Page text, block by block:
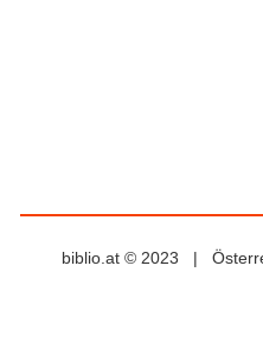
biblio.at © 2023 |